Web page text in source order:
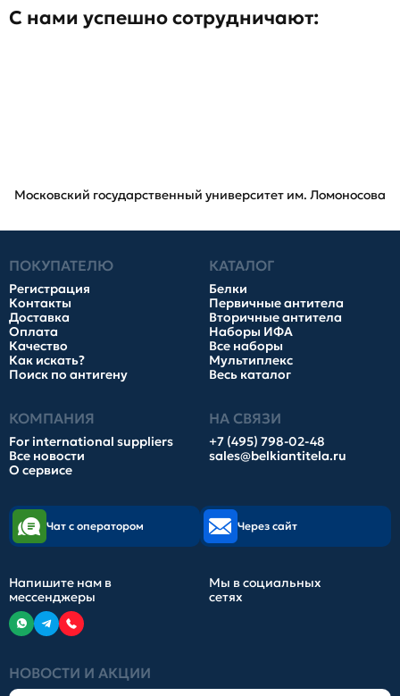
С нами успешно сотрудничают:
Московский государственный университет им. Ломоносова
ПОКУПАТЕЛЮ
Регистрация
Контакты
Доставка
Оплата
Качество
Как искать?
Поиск по антигену
КАТАЛОГ
Белки
Первичные антитела
Вторичные антитела
Наборы ИФА
Все наборы
Мультиплекс
Весь каталог
КОМПАНИЯ
For international suppliers
Все новости
О сервисе
НА СВЯЗИ
+7 (495) 798-02-48
sales@belkiantitela.ru
НОВОСТИ И АКЦИИ
Чат с оператором Через сайт
Напишите нам в
мессенджеры
Мы в социальных
сетях